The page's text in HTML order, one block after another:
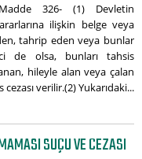
326- (1) Devletin
ilişkin belge veya
tahrip eden veya bunlar
de olsa, bunları tahsis
hileyle alan veya çalan
verilir.(2) Yukarıdaki...
SUÇU VE CEZASI